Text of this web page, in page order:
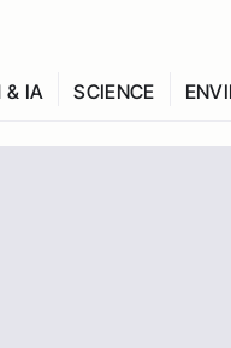
& IA SCIENCE